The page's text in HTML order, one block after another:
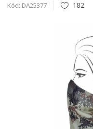
Kód: DA25377 182